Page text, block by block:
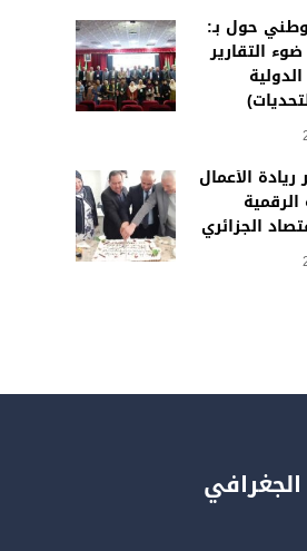
حول بـ:
التقارير
ريادة الأعمال
الجزائري